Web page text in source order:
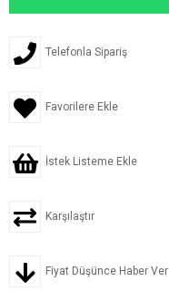
Telefonla Sipariş
Favorilere Ekle
İstek Listeme Ekle
Karşılaştır
Fiyat Düşünce Haber Ver